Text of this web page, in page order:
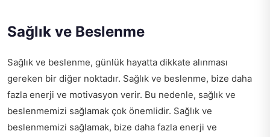
Sağlık ve Beslenme
Sağlık ve beslenme, günlük hayatta dikkate alınması
gereken bir diğer noktadır. Sağlık ve beslenme, bize daha
fazla enerji ve motivasyon verir. Bu nedenle, sağlık ve
beslenmemizi sağlamak çok önemlidir. Sağlık ve
beslenmemizi sağlamak, bize daha fazla enerji ve